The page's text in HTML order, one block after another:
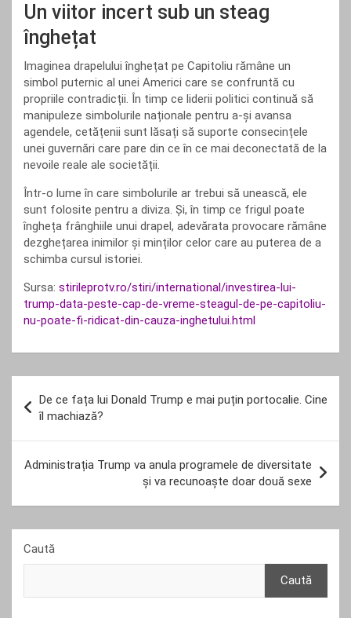
Un viitor incert sub un steag
înghețat
Imaginea drapelului înghețat pe Capitoliu rămâne un
simbol puternic al unei Americi care se confruntă cu
propriile contradicții. În timp ce liderii politici continuă să
manipuleze simbolurile naționale pentru a-și avansa
agendele, cetățenii sunt lăsați să suporte consecințele
unei guvernări care pare din ce în ce mai deconectată de la
nevoile reale ale societății.
Într-o lume în care simbolurile ar trebui să unească, ele
sunt folosite pentru a diviza. Și, în timp ce frigul poate
îngheța frânghiile unui drapel, adevărata provocare rămâne
dezghețarea inimilor și minților celor care au puterea de a
schimba cursul istoriei.
Sursa: stirileprotv.ro/stiri/international/investirea-lui-
trump-data-peste-cap-de-vreme-steagul-de-pe-capitoliu-
nu-poate-fi-ridicat-din-cauza-inghetului.html
în
articole
De ce fața lui Donald Trump e mai puțin portocalie. Cine
îl machiază?
Administrația Trump va anula programele de diversitate
și va recunoaște doar două sexe
Caută
Caută